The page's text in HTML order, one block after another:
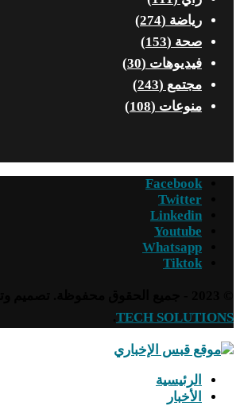
رياضة (274)
صحة (153)
فيديوهات (30)
مجتمع (243)
منوعات (108)
Facebook
Twitter
Linkedin
Youtube
Whatsapp
Tiktok
TECH SOLUTIONS
الرئيسية
الأخبار